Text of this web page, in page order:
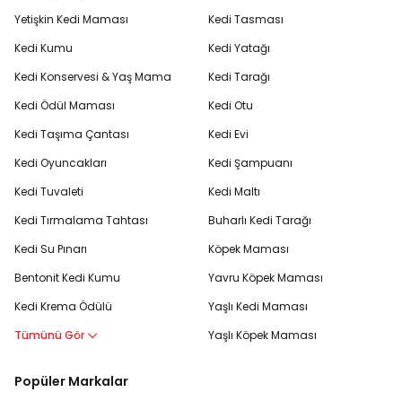
Yetişkin Kedi Maması
Kedi Kumu
Kedi Konservesi & Yaş Mama
Kedi Ödül Maması
Kedi Taşıma Çantası
Kedi Oyuncakları
Kedi Tuvaleti
Kedi Tırmalama Tahtası
Kedi Su Pınarı
Bentonit Kedi Kumu
Kedi Krema Ödülü
Tümünü Gör
Kedi Tasması
Kedi Yatağı
Kedi Tarağı
Kedi Otu
Kedi Evi
Kedi Şampuanı
Kedi Maltı
Buharlı Kedi Tarağı
Köpek Maması
Yavru Köpek Maması
Yaşlı Kedi Maması
Yaşlı Köpek Maması
Popüler Markalar